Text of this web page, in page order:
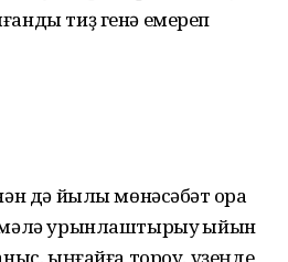
тиҙ генә емереп
дә йылы мөнәсәбәт ҡора
урынлаштырыу ҡыйын